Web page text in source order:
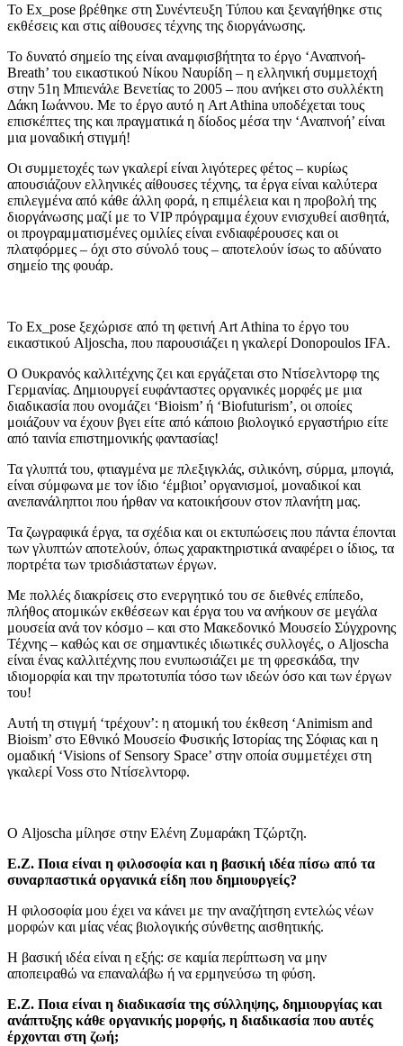
Το Ex_pose βρέθηκε στη Συνέντευξη Τύπου και ξεναγήθηκε στις
εκθέσεις και στις αίθουσες τέχνης της διοργάνωσης.
Το δυνατό σημείο της είναι αναμφισβήτητα το έργο ‘Αναπνοή-
Breath’ του εικαστικού Νίκου Ναυρίδη – η ελληνική συμμετοχή
στην 51η Μπιενάλε Βενετίας το 2005 – που ανήκει στο συλλέκτη
Δάκη Ιωάννου. Με το έργο αυτό η Art Athina υποδέχεται τους
επισκέπτες της και πραγματικά η δίοδος μέσα την ‘Αναπνοή’ είναι
μια μοναδική στιγμή!
Οι συμμετοχές των γκαλερί είναι λιγότερες φέτος – κυρίως
απουσιάζουν ελληνικές αίθουσες τέχνης, τα έργα είναι καλύτερα
επιλεγμένα από κάθε άλλη φορά, η επιμέλεια και η προβολή της
διοργάνωσης μαζί με το VIP πρόγραμμα έχουν ενισχυθεί αισθητά,
οι προγραμματισμένες ομιλίες είναι ενδιαφέρουσες και οι
πλατφόρμες – όχι στο σύνολό τους – αποτελούν ίσως το αδύνατο
σημείο της φουάρ.
Το Ex_pose ξεχώρισε από τη φετινή Art Athina το έργο του
εικαστικού Aljoscha, που παρουσιάζει η γκαλερί Donopoulos IFA.
Ο Ουκρανός καλλιτέχνης ζει και εργάζεται στο Ντίσελντορφ της
Γερμανίας. Δημιουργεί ευφάνταστες οργανικές μορφές με μια
διαδικασία που ονομάζει ‘Bioism’ ή ‘Biofuturism’, οι οποίες
μοιάζουν να έχουν βγει είτε από κάποιο βιολογικό εργαστήριο είτε
από ταινία επιστημονικής φαντασίας!
Τα γλυπτά του, φτιαγμένα με πλεξιγκλάς, σιλικόνη, σύρμα, μπογιά,
είναι σύμφωνα με τον ίδιο ‘έμβιοι’ οργανισμοί, μοναδικοί και
ανεπανάληπτοι που ήρθαν να κατοικήσουν στον πλανήτη μας.
Τα ζωγραφικά έργα, τα σχέδια και οι εκτυπώσεις που πάντα έπονται
των γλυπτών αποτελούν, όπως χαρακτηριστικά αναφέρει ο ίδιος, τα
πορτρέτα των τρισδιάστατων έργων.
Με πολλές διακρίσεις στο ενεργητικό του σε διεθνές επίπεδο,
πλήθος ατομικών εκθέσεων και έργα του να ανήκουν σε μεγάλα
μουσεία ανά τον κόσμο – και στο Μακεδονικό Μουσείο Σύγχρονης
Τέχνης – καθώς και σε σημαντικές ιδιωτικές συλλογές, ο Aljoscha
είναι ένας καλλιτέχνης που ενυπωσιάζει με τη φρεσκάδα, την
ιδιομορφία και την πρωτοτυπία τόσο των ιδεών όσο και των έργων
του!
Αυτή τη στιγμή ‘τρέχουν’: η ατομική του έκθεση ‘Animism and
Bioism’ στο Εθνικό Μουσείο Φυσικής Ιστορίας της Σόφιας και η
ομαδική ‘Visions of Sensory Space’ στην οποία συμμετέχει στη
γκαλερί Voss στο Ντίσελντορφ.
Ο Aljoscha μίλησε στην Ελένη Ζυμαράκη Τζώρτζη.
Ε.Ζ. Ποια είναι η φιλοσοφία και η βασική ιδέα πίσω από τα
συναρπαστικά οργανικά είδη που δημιουργείς?
Η φιλοσοφία μου έχει να κάνει με την αναζήτηση εντελώς νέων
μορφών και μίας νέας βιολογικής σύνθετης αισθητικής.
Η βασική ιδέα είναι η εξής: σε καμία περίπτωση να μην
αποπειραθώ να επαναλάβω ή να ερμηνεύσω τη φύση.
Ε.Ζ. Ποια είναι η διαδικασία της σύλληψης, δημιουργίας και
ανάπτυξης κάθε οργανικής μορφής, η διαδικασία που αυτές
έρχονται στη ζωή;